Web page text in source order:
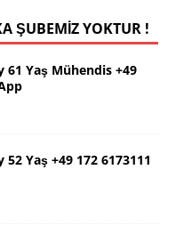
ŞUBEMİZ YOKTUR !
61 Yaş Mühendis +49
Yaş +49 172 6173111